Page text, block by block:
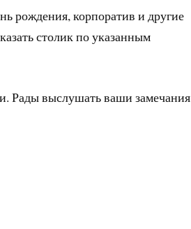
рождения, корпоратив и другие
столик по указанным
Рады выслушать ваши замечания